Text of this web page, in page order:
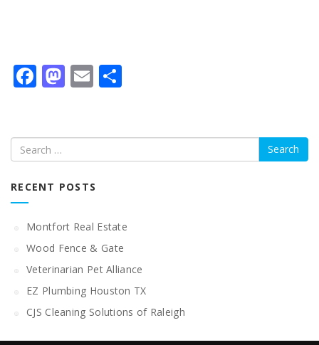
Facebook
Mastodon
Email
Search
RECENT POSTS
Montfort Real Estate
Wood Fence & Gate
Veterinarian Pet Alliance
EZ Plumbing Houston TX
CJS Cleaning Solutions of Raleigh